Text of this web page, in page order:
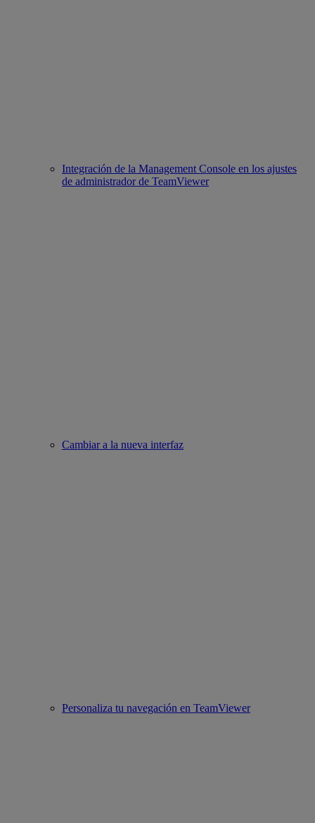
Integración de la Management Console en los ajustes
de administrador de TeamViewer
Cambiar a la nueva interfaz
Personaliza tu navegación en TeamViewer